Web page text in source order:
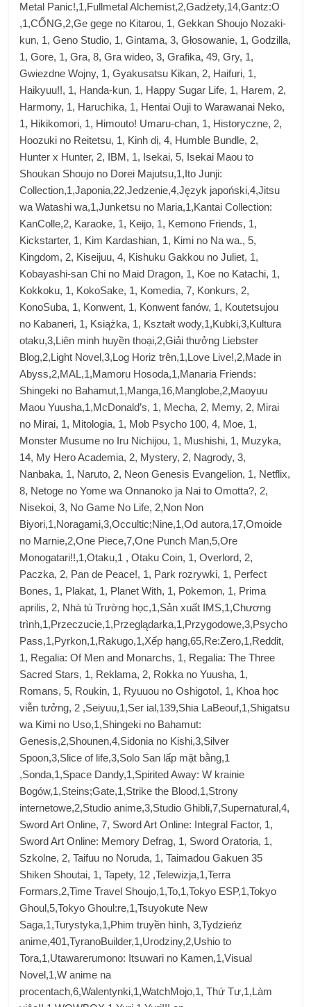
Metal Panic!,1,Fullmetal Alchemist,2,Gadżety,14,Gantz:O
,1,CỔNG,2,Ge gege no Kitarou, 1, Gekkan Shoujo Nozaki-
kun, 1, Geno Studio, 1, Gintama, 3, Głosowanie, 1, Godzilla,
1, Gore, 1, Gra, 8, Gra wideo, 3, Grafika, 49, Gry, 1,
Gwiezdne Wojny, 1, Gyakusatsu Kikan, 2, Haifuri, 1,
Haikyuu!!, 1, Handa-kun, 1, Happy Sugar Life, 1, Harem, 2,
Harmony, 1, Haruchika, 1, Hentai Ouji to Warawanai Neko,
1, Hikikomori, 1, Himouto! Umaru-chan, 1, Historyczne, 2,
Hoozuki no Reitetsu, 1, Kinh dị, 4, Humble Bundle, 2,
Hunter x Hunter, 2, IBM, 1, Isekai, 5, Isekai Maou to
Shoukan Shoujo no Dorei Majutsu,1,Ito Junji:
Collection,1,Japonia,22,Jedzenie,4,Język japoński,4,Jitsu
wa Watashi wa,1,Junketsu no Maria,1,Kantai Collection:
KanColle,2, Karaoke, 1, Keijo, 1, Kemono Friends, 1,
Kickstarter, 1, Kim Kardashian, 1, Kimi no Na wa., 5,
Kingdom, 2, Kiseijuu, 4, Kishuku Gakkou no Juliet, 1,
Kobayashi-san Chi no Maid Dragon, 1, Koe no Katachi, 1,
Kokkoku, 1, KokoSake, 1, Komedia, 7, Konkurs, 2,
KonoSuba, 1, Konwent, 1, Konwent fanów, 1, Koutetsujou
no Kabaneri, 1, Książka, 1, Kształt wody,1,Kubki,3,Kultura
otaku,3,Liên minh huyền thoại,2,Giải thưởng Liebster
Blog,2,Light Novel,3,Log Horiz trên,1,Love Live!,2,Made in
Abyss,2,MAL,1,Mamoru Hosoda,1,Manaria Friends:
Shingeki no Bahamut,1,Manga,16,Manglobe,2,Maoyuu
Maou Yuusha,1,McDonald’s, 1, Mecha, 2, Memy, 2, Mirai
no Mirai, 1, Mitologia, 1, Mob Psycho 100, 4, Moe, 1,
Monster Musume no Iru Nichijou, 1, Mushishi, 1, Muzyka,
14, My Hero Academia, 2, Mystery, 2, Nagrody, 3,
Nanbaka, 1, Naruto, 2, Neon Genesis Evangelion, 1, Netflix,
8, Netoge no Yome wa Onnanoko ja Nai to Omotta?, 2,
Nisekoi, 3, No Game No Life, 2,Non Non
Biyori,1,Noragami,3,Occultic;Nine,1,Od autora,17,Omoide
no Marnie,2,One Piece,7,One Punch Man,5,Ore
Monogatari!!,1,Otaku,1 , Otaku Coin, 1, Overlord, 2,
Paczka, 2, Pan de Peace!, 1, Park rozrywki, 1, Perfect
Bones, 1, Plakat, 1, Planet With, 1, Pokemon, 1, Prima
aprilis, 2, Nhà tù Trường học,1,Sản xuất IMS,1,Chương
trình,1,Przeczucie,1,Przeglądarka,1,Przygodowe,3,Psycho
Pass,1,Pyrkon,1,Rakugo,1,Xếp hạng,65,Re:Zero,1,Reddit,
1, Regalia: Of Men and Monarchs, 1, Regalia: The Three
Sacred Stars, 1, Reklama, 2, Rokka no Yuusha, 1,
Romans, 5, Roukin, 1, Ryuuou no Oshigoto!, 1, Khoa học
viễn tưởng, 2 ,Seiyuu,1,Ser ial,139,Shia LaBeouf,1,Shigatsu
wa Kimi no Uso,1,Shingeki no Bahamut:
Genesis,2,Shounen,4,Sidonia no Kishi,3,Silver
Spoon,3,Slice of life,3,Solo San lấp mặt bằng,1
,Sonda,1,Space Dandy,1,Spirited Away: W krainie
Bogów,1,Steins;Gate,1,Strike the Blood,1,Strony
internetowe,2,Studio anime,3,Studio Ghibli,7,Supernatural,4,
Sword Art Online, 7, Sword Art Online: Integral Factor, 1,
Sword Art Online: Memory Defrag, 1, Sword Oratoria, 1,
Szkolne, 2, Taifuu no Noruda, 1, Taimadou Gakuen 35
Shiken Shoutai, 1, Tapety, 12 ,Telewizja,1,Terra
Formars,2,Time Travel Shoujo,1,To,1,Tokyo ESP,1,Tokyo
Ghoul,5,Tokyo Ghoul:re,1,Tsuyokute New
Saga,1,Turystyka,1,Phim truyền hình, 3,Tydzieńz
anime,401,TyranoBuilder,1,Urodziny,2,Ushio to
Tora,1,Utawarerumono: Itsuwari no Kamen,1,Visual
Novel,1,W anime na
procentach,6,Walentynki,1,WatchMojo,1, Thứ Tư,1,Làm